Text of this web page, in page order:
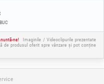
ne!
Imaginile / Videoclipurile prezentate
de produsul oferit spre vânzare și pot conține